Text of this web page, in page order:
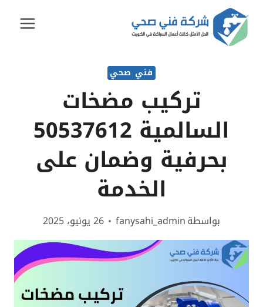
التجاوز
إلى
المحتوى
فني صحي
تركيب مضخات
السالمية 50537612
بحرفية وضمان على
الخدمة
بواسطةfanysahi_admin 26 يونيو، 2025